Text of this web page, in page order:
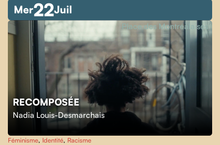
Mer22Juil
RECOMPOSÉE
Nadia Louis-Desmarchais
Place des Montréalaises
Féminisme, Identité, Racisme